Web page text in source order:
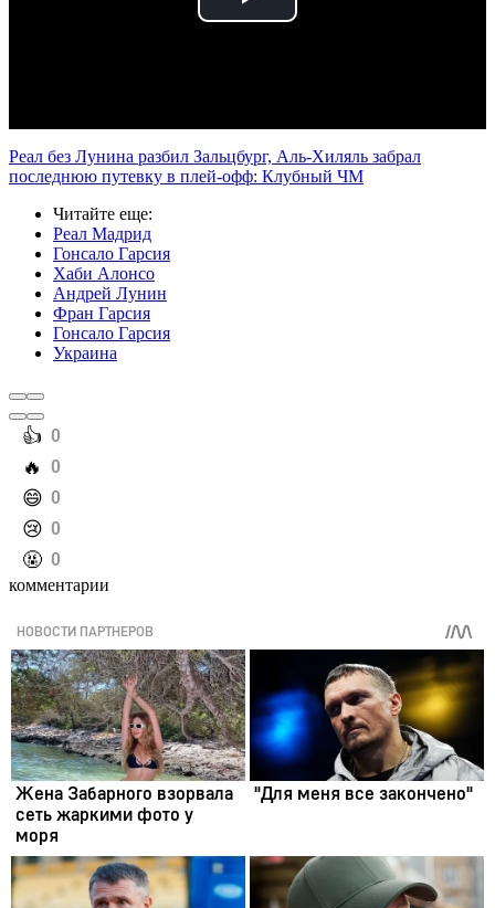
Play
Реал без Лунина разбил Зальцбург, Аль-Хиляль забрал
последнюю путевку в плей-офф: Клубный ЧМ
Читайте еще:
Реал Мадрид
Гонсало Гарсия
Хаби Алонсо
Андрей Лунин
Фран Гарсия
Гонсало Гарсия
Украина
️👍 0
️🔥 0
️😄 0
️😢 0
️🤬 0
комментарии